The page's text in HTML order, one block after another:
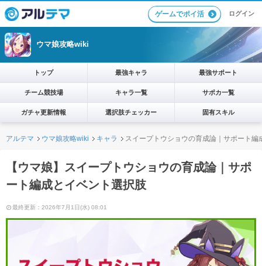
ゲームでポイ活 ログイン
ウマ娘攻略wiki
トップ 最強キャラ 最強サポート
チーム競技場 キャラ一覧 サポカ一覧
ガチャ更新情報 選択肢チェッカー 固有スキル
アルテマ ウマ娘攻略wiki キャラ スイープトウショウの育成論｜サポート編
【ウマ娘】スイープトウショウの育成論｜サポ
ート編成とイベント選択肢
最終更新：2026年7月1日(水) 08:01